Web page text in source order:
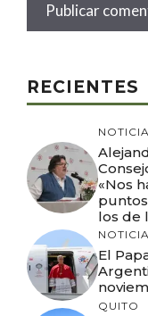
RECIENTES
«Nos
los de
El
QUITO